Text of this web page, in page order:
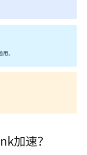
。
加速？